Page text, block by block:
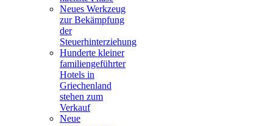
Neues Werkzeug
zur Bekämpfung
der
Steuerhinterziehung
Hunderte kleiner
familiengeführter
Hotels in
Griechenland
stehen zum
Verkauf
Neue